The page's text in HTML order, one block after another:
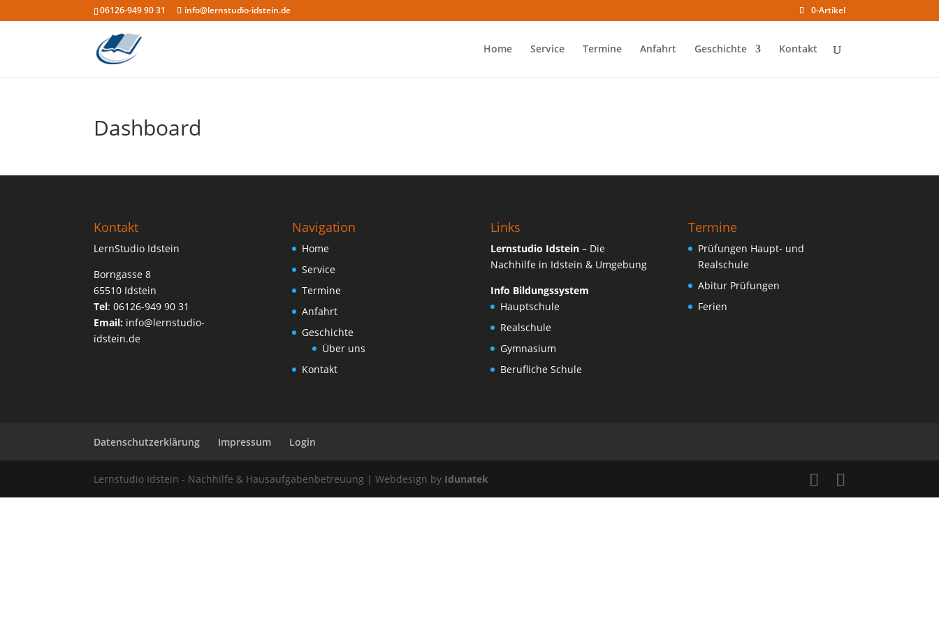
06126-949 90 31 info@lernstudio-idstein.de 0-Artikel
Home Service Termine Anfahrt Geschichte Kontakt
Dashboard
Kontakt
LernStudio Idstein
Borngasse 8
65510 Idstein
Tel:06126-949 90 31
Email: info@lernstudio-
idstein.de
Navigation
Home
Service
Termine
Anfahrt
Geschichte
Über uns
Kontakt
Links
Lernstudio Idstein– Die
Nachhilfe in Idstein & Umgebung
Info Bildungssystem
Hauptschule
Realschule
Gymnasium
Berufliche Schule
Termine
Prüfungen Haupt- und
Realschule
Abitur Prüfungen
Ferien
Datenschutzerklärung Impressum Login
Lernstudio Idstein - Nachhilfe & Hausaufgabenbetreuung | Webdesign by Idunatek